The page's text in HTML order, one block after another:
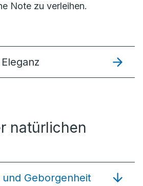
Note zu verleihen.
natürlichen
und Geborgenheit